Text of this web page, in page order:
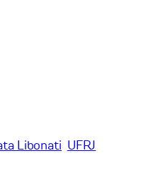
Libonati UFRJ